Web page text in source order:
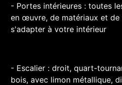
- Portes intérieures : toutes
en œuvre, de matériaux et
s'adapter à votre intérieur
- Escalier : droit, quart-
bois, avec limon métallique,